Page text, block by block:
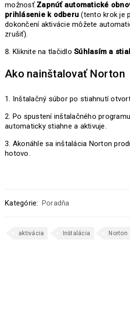
možnosť Zapnúť automatické
prihlásenie k odberu (tento krok je
dokončení aktivácie môžete
zrušiť).
Kliknite na tlačidlo Súhlasím a
Ako nainštalovať Norton
Inštalačný súbor po stiahnutí
Po spustení inštalačného
automaticky stiahne a aktivuje.
Akonáhle sa inštalácia Norton
hotovo.
Kategórie: Poradňa
aktivácia Inštalácia Norton